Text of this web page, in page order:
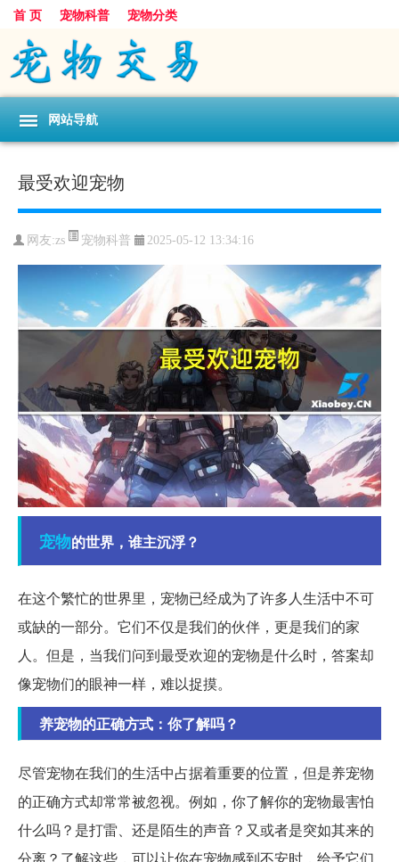
首 页 宠物科普 宠物分类
网站导航
最受欢迎宠物
网友:zs 宠物科普 2025-05-12 13:34:16
宠物的世界，谁主沉浮？
在这个繁忙的世界里，宠物已经成为了许多人生活中不可
或缺的一部分。它们不仅是我们的伙伴，更是我们的家
人。但是，当我们问到最受欢迎的宠物是什么时，答案却
像宠物们的眼神一样，难以捉摸。
养宠物的正确方式：你了解吗？
尽管宠物在我们的生活中占据着重要的位置，但是养宠物
的正确方式却常常被忽视。例如，你了解你的宠物最害怕
什么吗？是打雷、还是陌生的声音？又或者是突如其来的
分离？了解这些，可以让你在宠物感到不安时，给予它们